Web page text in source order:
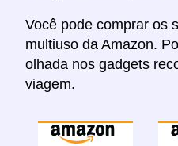
Você pode comprar os
multiuso da Amazon.
olhada nos gadgets
viagem.